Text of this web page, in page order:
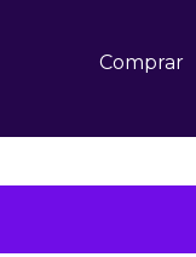
Comprar